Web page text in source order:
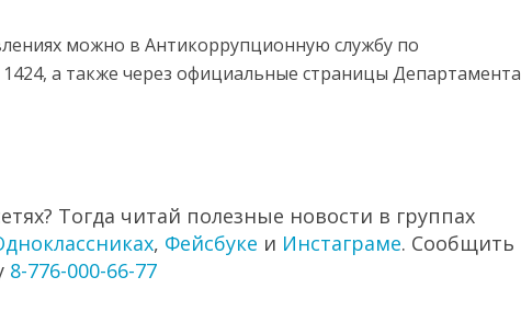
можно в Антикоррупционную службу по
1424, а также через официальные страницы Департамента
Тогда читай полезные новости в группах
, Фейсбуке и Инстаграме. Сообщить
8-776-000-66-77